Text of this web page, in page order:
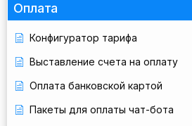
Оплата
Конфигуратор тарифа
Выставление счета на оплату
Оплата банковской картой
Пакеты для оплаты чат-бота